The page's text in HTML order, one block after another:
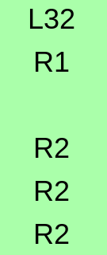
L32
R1
R2
R2
R2